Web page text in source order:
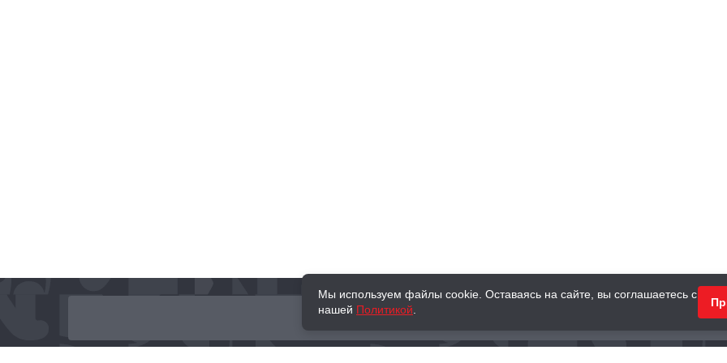
КНИГИ ПОДАРКИ
Мы используем файлы cookie. Оставаясь на сайте, вы соглашаетесь с
нашей Политикой